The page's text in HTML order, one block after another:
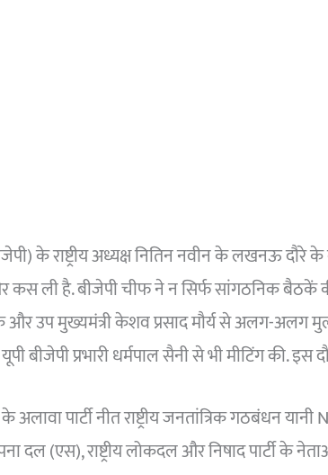
के राष्ट्रीय अध्यक्ष नितिन नवीन के लखनऊ दौरे
कस ली है. बीजेपी चीफ ने न सिर्फ सांगठनिक बैठकें
और उप मुख्यमंत्री केशव प्रसाद मौर्य से अलग-अलग
बीजेपी प्रभारी धर्मपाल सैनी से भी मीटिंग की. इस
पार्टी नीत राष्ट्रीय जनतांत्रिक गठबंधन
दल (एस), राष्ट्रीय लोकदल और निषाद पार्टी के